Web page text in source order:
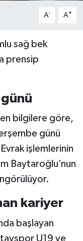
A- A+
sağ bek
prensip
bilgilere göre,
günü
işlemlerinin
Baytaroğlu’nun
kariyer
başlayan
U19 ve